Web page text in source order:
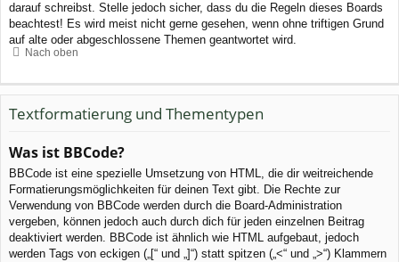
darauf schreibst. Stelle jedoch sicher, dass du die Regeln dieses Boards
beachtest! Es wird meist nicht gerne gesehen, wenn ohne triftigen Grund
auf alte oder abgeschlossene Themen geantwortet wird.
Nach oben
Textformatierung und Thementypen
Was ist BBCode?
BBCode ist eine spezielle Umsetzung von HTML, die dir weitreichende
Formatierungsmöglichkeiten für deinen Text gibt. Die Rechte zur
Verwendung von BBCode werden durch die Board-Administration
vergeben, können jedoch auch durch dich für jeden einzelnen Beitrag
deaktiviert werden. BBCode ist ähnlich wie HTML aufgebaut, jedoch
werden Tags von eckigen („[“ und „]“) statt spitzen („<“ und „>“) Klammern